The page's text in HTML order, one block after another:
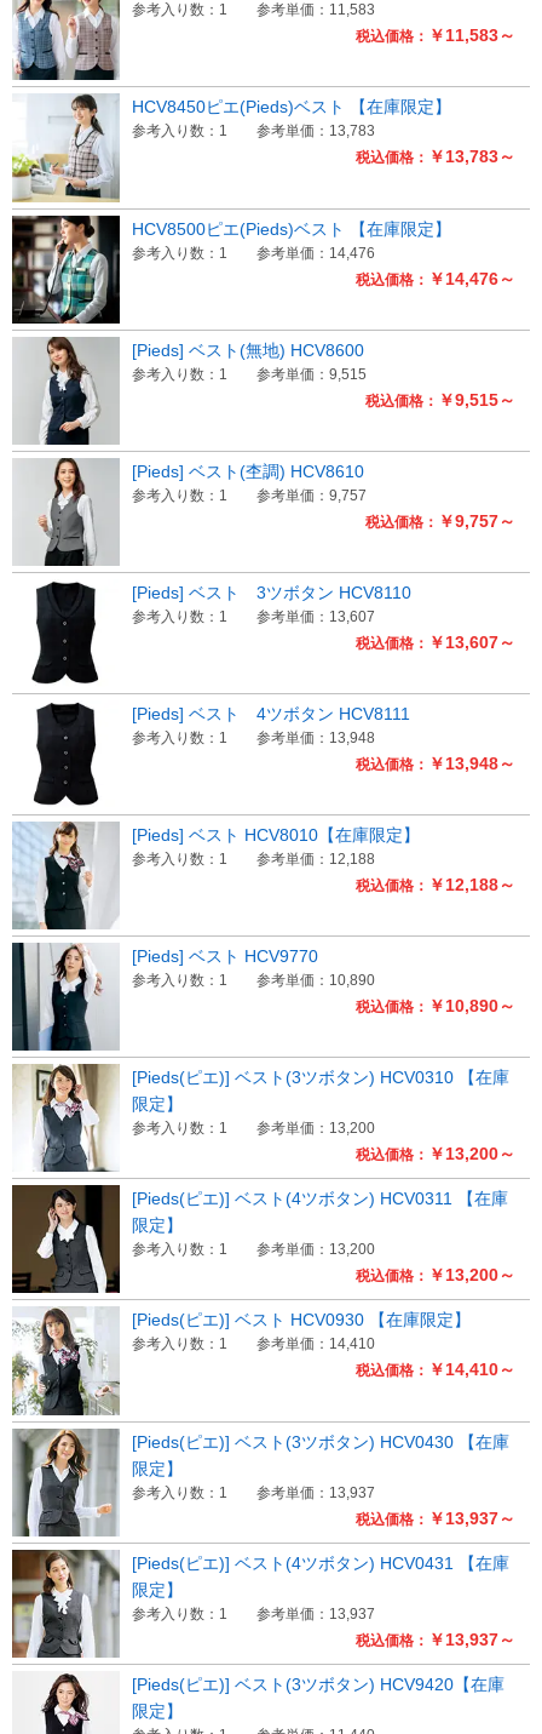
税込価格： ￥11,583～
参考入り数：1 参考単価：11,583
税込価格： ￥13,783～
HCV8450ピエ(Pieds)ベスト 【在庫限定】
参考入り数：1 参考単価：13,783
税込価格： ￥14,476～
HCV8500ピエ(Pieds)ベスト 【在庫限定】
参考入り数：1 参考単価：14,476
税込価格： ￥9,515～
[Pieds] ベスト(無地) HCV8600
参考入り数：1 参考単価：9,515
税込価格： ￥9,757～
[Pieds] ベスト(杢調) HCV8610
参考入り数：1 参考単価：9,757
税込価格： ￥13,607～
[Pieds] ベスト 3ツボタン HCV8110
参考入り数：1 参考単価：13,607
税込価格： ￥13,948～
[Pieds] ベスト 4ツボタン HCV8111
参考入り数：1 参考単価：13,948
税込価格： ￥12,188～
[Pieds] ベスト HCV8010【在庫限定】
参考入り数：1 参考単価：12,188
税込価格： ￥10,890～
[Pieds] ベスト HCV9770
参考入り数：1 参考単価：10,890
税込価格： ￥13,200～
[Pieds(ピエ)] ベスト(3ツボタン) HCV0310 【在庫
限定】
参考入り数：1 参考単価：13,200
税込価格： ￥13,200～
[Pieds(ピエ)] ベスト(4ツボタン) HCV0311 【在庫
限定】
参考入り数：1 参考単価：13,200
税込価格： ￥14,410～
[Pieds(ピエ)] ベスト HCV0930 【在庫限定】
参考入り数：1 参考単価：14,410
税込価格： ￥13,937～
[Pieds(ピエ)] ベスト(3ツボタン) HCV0430 【在庫
限定】
参考入り数：1 参考単価：13,937
税込価格： ￥13,937～
[Pieds(ピエ)] ベスト(4ツボタン) HCV0431 【在庫
限定】
参考入り数：1 参考単価：13,937
[Pieds(ピエ)] ベスト(3ツボタン) HCV9420【在庫
限定】